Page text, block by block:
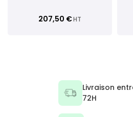
207,50 €HT
Livraison
72H